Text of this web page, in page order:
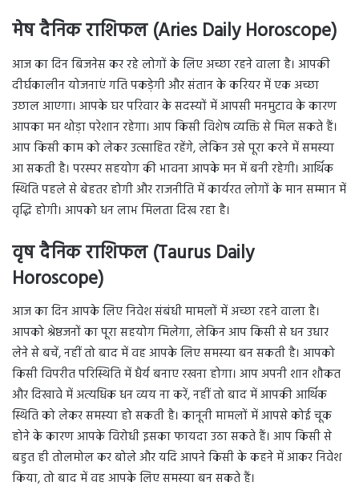
मेष दैनिक राशिफल (Aries Daily Horoscope)
आज का दिन बिजनेस कर रहे लोगों के लिए अच्छा रहने वाला है। आपकी
दीर्घकालीन योजनाएं गति पकड़ेगी और संतान के करियर में एक अच्छा
उछाल आएगा। आपके घर परिवार के सदस्यों में आपसी मनमुटाव के कारण
आपका मन थोड़ा परेशान रहेगा। आप किसी विशेष व्यक्ति से मिल सकते हैं।
आप किसी काम को लेकर उत्साहित रहेंगे, लेकिन उसे पूरा करने में समस्या
आ सकती है। परस्पर सहयोग की भावना आपके मन में बनी रहेगी। आर्थिक
स्थिति पहले से बेहतर होगी और राजनीति में कार्यरत लोगों के मान सम्मान में
वृद्धि होगी। आपको धन लाभ मिलता दिख रहा है।
वृष दैनिक राशिफल (Taurus Daily
Horoscope)
आज का दिन आपके लिए निवेश संबंधी मामलों में अच्छा रहने वाला है।
आपको श्रेष्ठजनों का पूरा सहयोग मिलेगा, लेकिन आप किसी से धन उधार
लेने से बचें, नहीं तो बाद में वह आपके लिए समस्या बन सकती है। आपको
किसी विपरीत परिस्थिति में धैर्य बनाए रखना होगा। आप अपनी शान शौकत
और दिखावे में अत्यधिक धन व्यय ना करें, नहीं तो बाद में आपकी आर्थिक
स्थिति को लेकर समस्या हो सकती है। कानूनी मामलों में आपसे कोई चूक
होने के कारण आपके विरोधी इसका फायदा उठा सकते हैं। आप किसी से
बहुत ही तोलमोल कर बोले और यदि आपने किसी के कहने में आकर निवेश
किया, तो बाद में वह आपके लिए समस्या बन सकते हैं।